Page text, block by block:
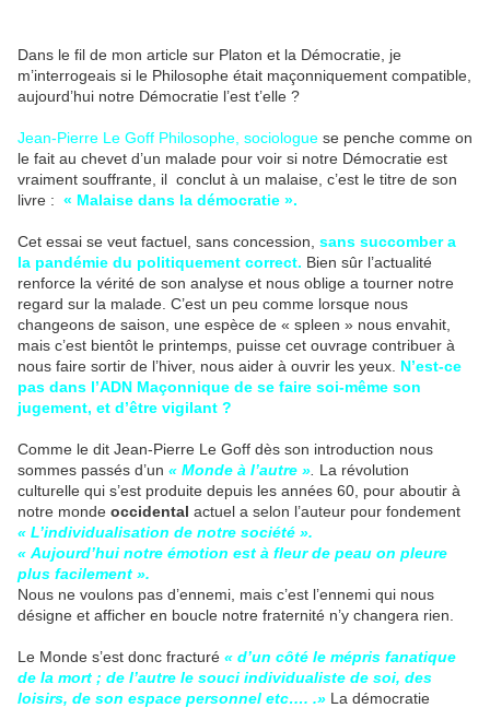
Dans le fil de mon article sur Platon et la Démocratie, je
m’interrogeais si le Philosophe était maçonniquement compatible,
aujourd’hui notre Démocratie l’est t’elle ?
Jean-Pierre Le Goff Philosophe, sociologue se penche comme on
le fait au chevet d’un malade pour voir si notre Démocratie est
vraiment souffrante, il conclut à un malaise, c’est le titre de son
livre : « Malaise dans la démocratie ».
Cet essai se veut factuel, sans concession, sans succomber a
la pandémie du politiquement correct. Bien sûr l’actualité
renforce la vérité de son analyse et nous oblige a tourner notre
regard sur la malade. C’est un peu comme lorsque nous
changeons de saison, une espèce de « spleen » nous envahit,
mais c’est bientôt le printemps, puisse cet ouvrage contribuer à
nous faire sortir de l’hiver, nous aider à ouvrir les yeux. N’est-ce
pas dans l’ADN Maçonnique de se faire soi-même son
jugement, et d’être vigilant ?
Comme le dit Jean-Pierre Le Goff dès son introduction nous
sommes passés d’un « Monde à l’autre » La révolution
culturelle qui s’est produite depuis les années 60, pour aboutir à
notre monde occidental actuel a selon l’auteur pour fondement
« L’individualisation de notre société ».
« Aujourd’hui notre émotion est à fleur de peau on pleure
plus facilement ».
Nous ne voulons pas d’ennemi, mais c’est l’ennemi qui nous
désigne et afficher en boucle notre fraternité n’y changera rien.
Le Monde s’est donc fracturé « d’un côté le mépris fanatique
de la mort ; de l’autre le souci individualiste de soi, des
loisirs, de son espace personnel etc…. .» La démocratie